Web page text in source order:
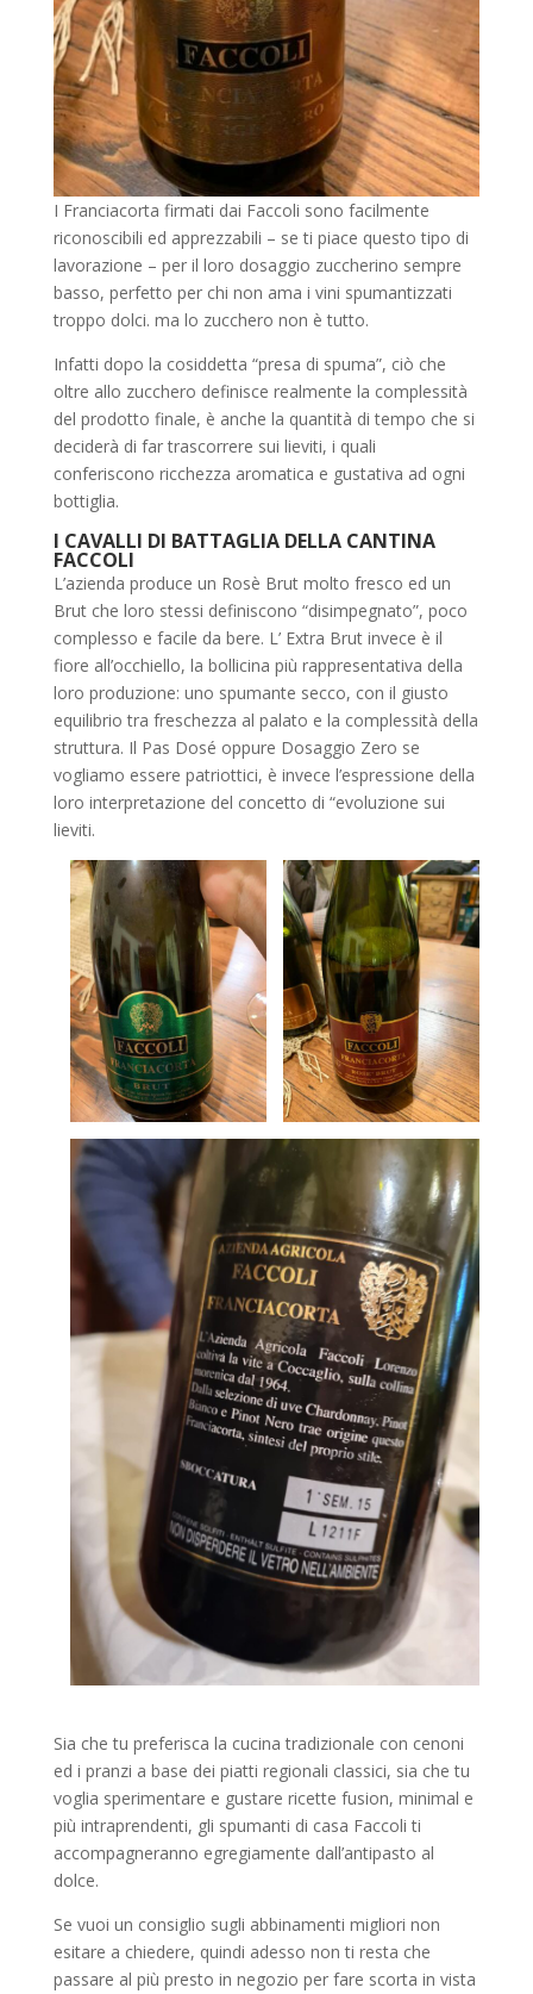
I Franciacorta firmati dai Faccoli sono facilmente
riconoscibili ed apprezzabili – se ti piace questo tipo di
lavorazione – per il loro dosaggio zuccherino sempre
basso, perfetto per chi non ama i vini spumantizzati
troppo dolci. ma lo zucchero non è tutto.
Infatti dopo la cosiddetta “presa di spuma”, ciò che
oltre allo zucchero definisce realmente la complessità
del prodotto finale, è anche la quantità di tempo che si
deciderà di far trascorrere sui lieviti, i quali
conferiscono ricchezza aromatica e gustativa ad ogni
bottiglia.
I CAVALLI DI BATTAGLIA DELLA CANTINA
FACCOLI
L’azienda produce un Rosè Brut molto fresco ed un
Brut che loro stessi definiscono “disimpegnato”, poco
complesso e facile da bere. L’ Extra Brut invece è il
fiore all’occhiello, la bollicina più rappresentativa della
loro produzione: uno spumante secco, con il giusto
equilibrio tra freschezza al palato e la complessità della
struttura. Il Pas Dosé oppure Dosaggio Zero se
vogliamo essere patriottici, è invece l’espressione della
loro interpretazione del concetto di “evoluzione sui
lieviti.
Sia che tu preferisca la cucina tradizionale con cenoni
ed i pranzi a base dei piatti regionali classici, sia che tu
voglia sperimentare e gustare ricette fusion, minimal e
più intraprendenti, gli spumanti di casa Faccoli ti
accompagneranno egregiamente dall’antipasto al
dolce.
Se vuoi un consiglio sugli abbinamenti migliori non
esitare a chiedere, quindi adesso non ti resta che
passare al più presto in negozio per fare scorta in vista